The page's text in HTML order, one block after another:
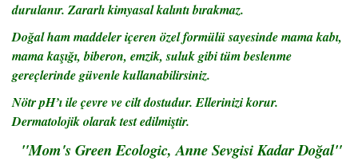
durulanır. Zararlı kimyasal kalıntı bırakmaz.
Doğal ham maddeler içeren özel formülü sayesinde mama kabı,
mama kaşığı, biberon, emzik, suluk gibi tüm beslenme
gereçlerinde güvenle kullanabilirsiniz.
Nötr pH’ı ile çevre ve cilt dostudur. Ellerinizi korur.
Dermatolojik olarak test edilmiştir.
"Mom's Green Ecologic, Anne Sevgisi Kadar Doğal"